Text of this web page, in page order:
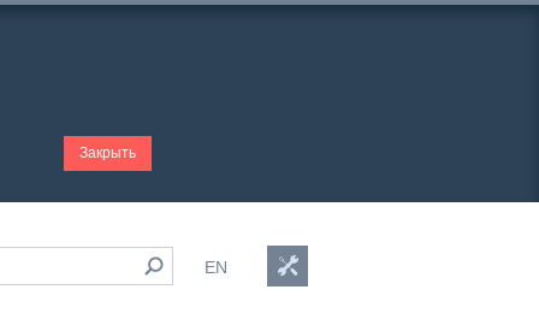
Закрыть
EN